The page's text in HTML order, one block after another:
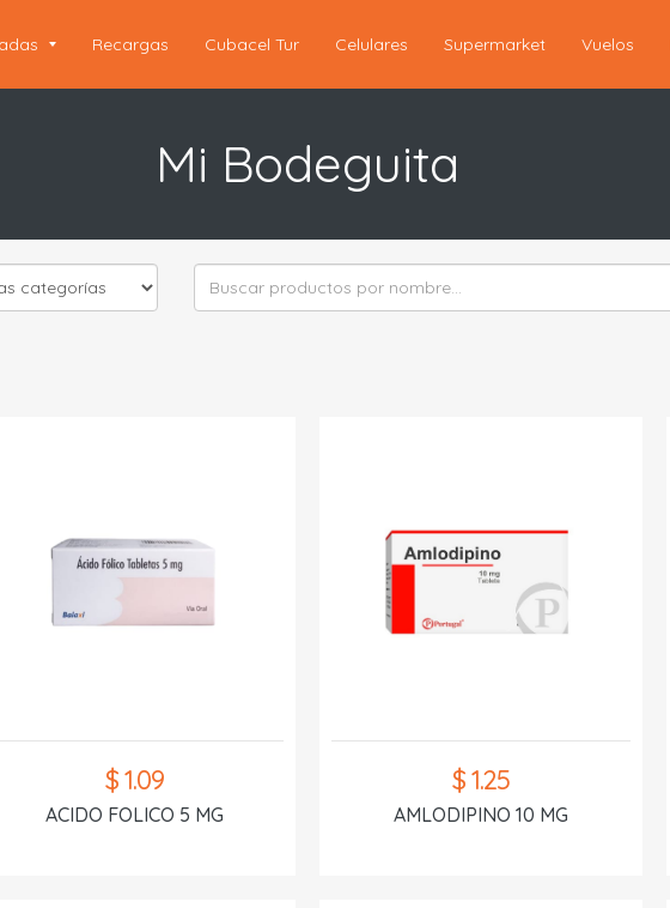
Recargas Cubacel Tur Celulares Supermarket Vuelos
Mi Bodeguita
$ 1.09
ACIDO FOLICO 5 MG
$ 1.25
AMLODIPINO 10 MG